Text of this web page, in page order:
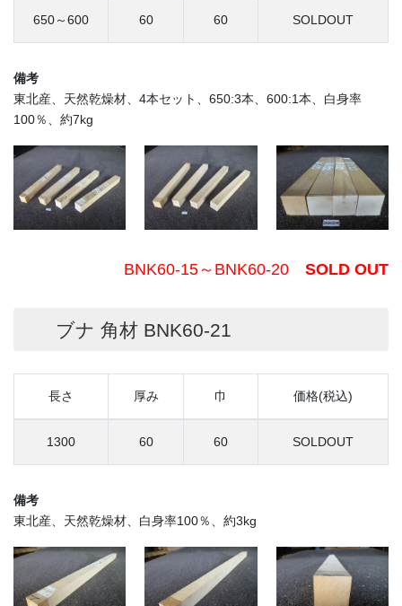
650～600 60 60 SOLDOUT
備考
東北産、天然乾燥材、4本セット、650:3本、600:1本、白身率
100％、約7kg
BNK60-15～BNK60-20 SOLD OUT
ブナ 角材 BNK60-21
長さ 厚み 巾 価格(税込)
1300 60 60 SOLDOUT
備考
東北産、天然乾燥材、白身率100％、約3kg